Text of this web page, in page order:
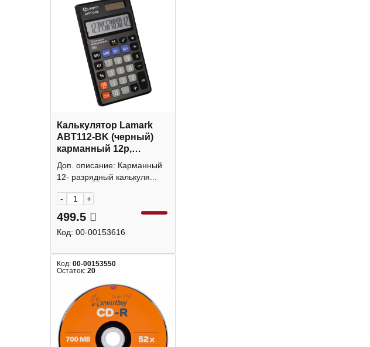
Калькулятор Lamark
ABT112-BK (черный)
карманный 12р,
крышка
Доп. описание: Карманный
12- разрядный калькуля...
- +
499.5
Код: 00-00153616
Код: 00-00153550
Остаток: 20